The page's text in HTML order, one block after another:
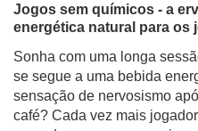
Jogos sem químicos - a
energética natural para os
Sonha com uma longa
se segue a uma bebida
sensação de nervosismo
café? Cada vez mais